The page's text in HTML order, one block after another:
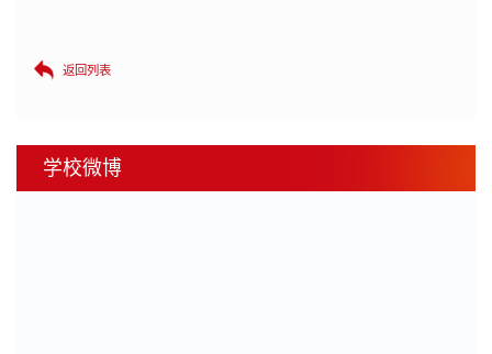
返回列表
学校微博